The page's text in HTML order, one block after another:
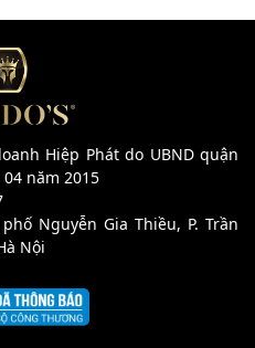
Hiệp Phát do UBND quận
năm 2015
Nguyễn Gia Thiều, P. Trần
Nội